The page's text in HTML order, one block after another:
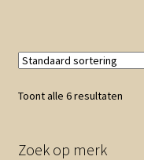
Toont alle 6 resultaten
Zoek op merk